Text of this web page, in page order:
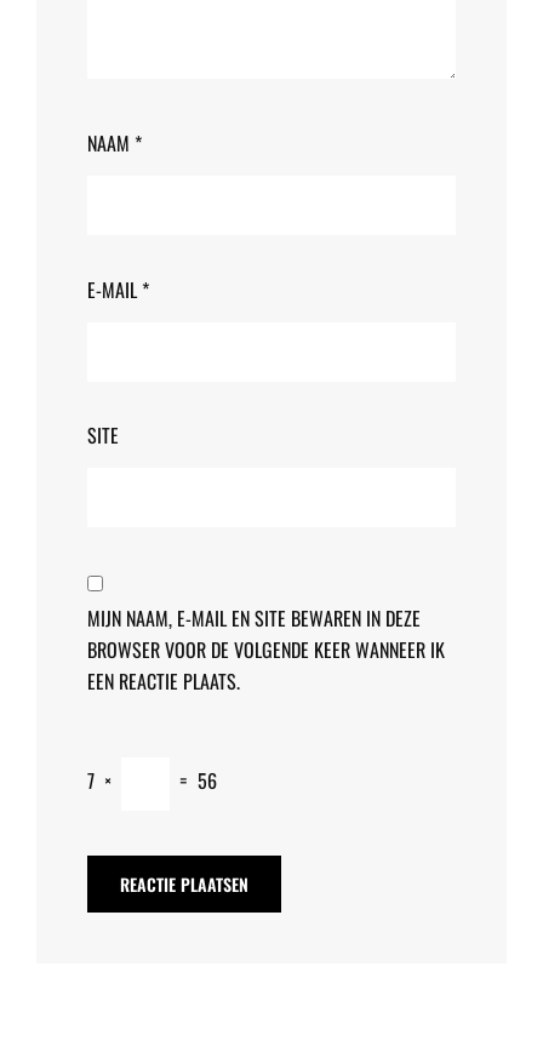
NAAM *
E-MAIL*
SITE
MIJN NAAM, E-MAIL EN SITE BEWAREN IN DEZE
BROWSER VOOR DE VOLGENDE KEER WANNEER IK
EEN REACTIE PLAATS.
7 × = 56